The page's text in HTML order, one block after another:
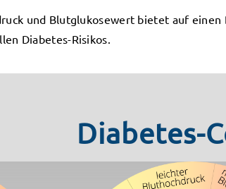
und Blutglukosewert bietet auf
Diabetes-Risikos.
Diabetes-